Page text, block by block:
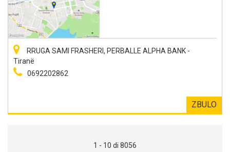
RRUGA SAMI FRASHERI, PERBALLE ALPHA BANK -
Tiranë
0692202862
ZBULO
1 - 10 di 8056